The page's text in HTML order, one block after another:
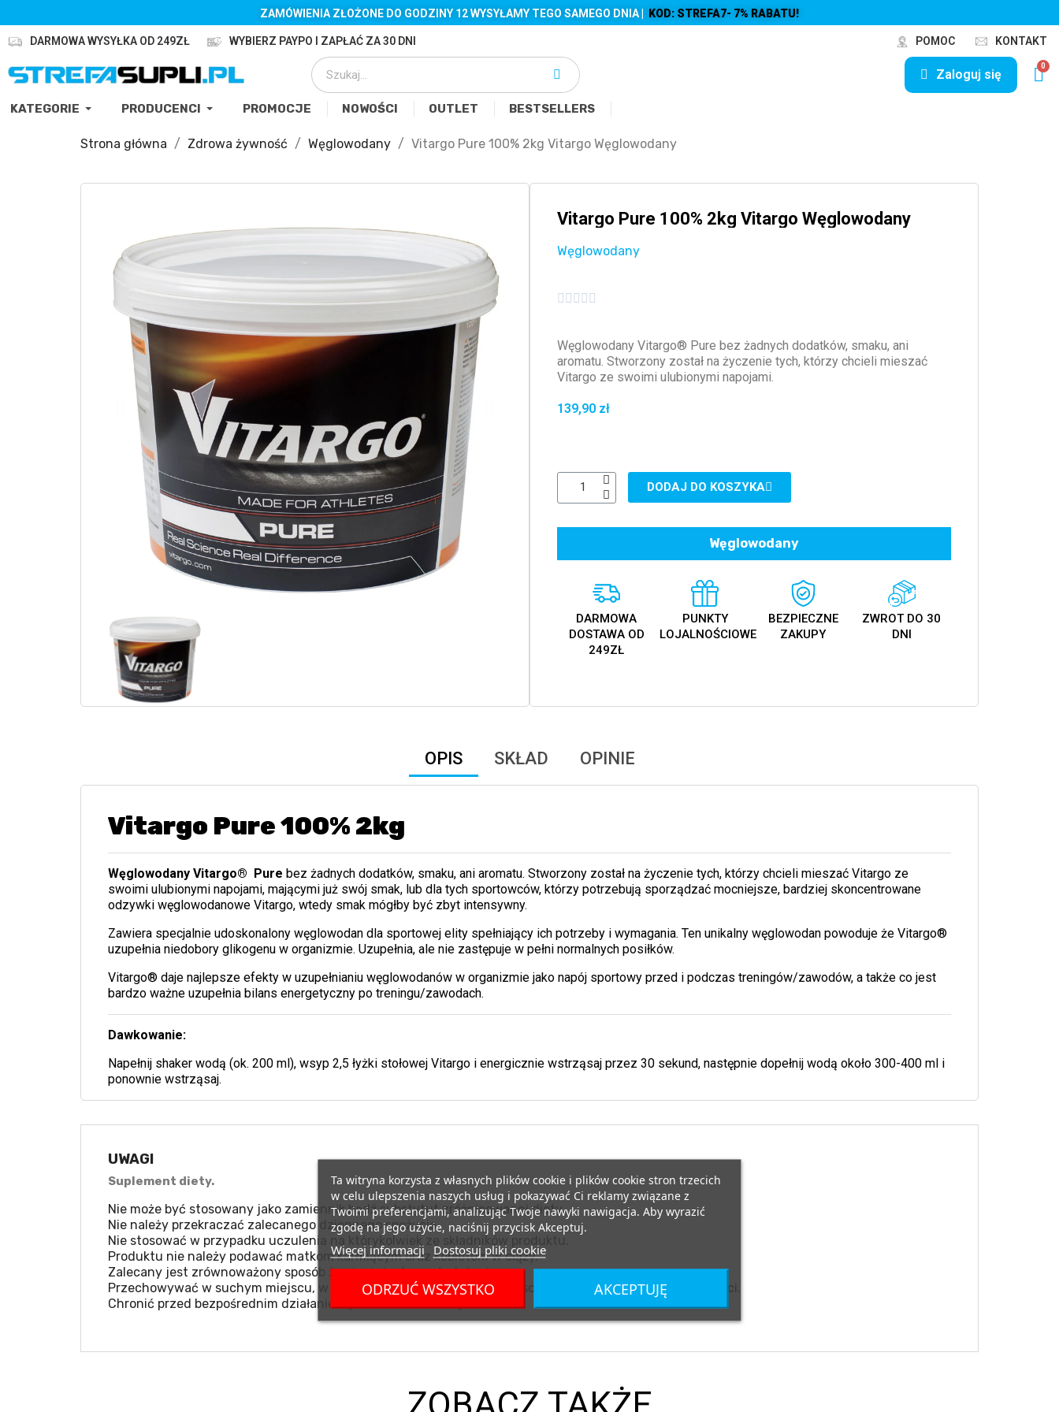
ZAMÓWIENIA ZŁOŻONE DO GODZINY 12 WYSYŁAMY TEGO SAMEGO DNIA | KOD: STREFA7- 7% RABATU!
DARMOWA WYSYŁKA OD 249ZŁ WYBIERZ PAYPO I ZAPŁAĆ ZA 30 DNI POMOC KONTAKT
Zaloguj się
KATEGORIE PRODUCENCI PROMOCJE NOWOŚCI OUTLET BESTSELLERS
Strona główna Zdrowa żywność Węglowodany Vitargo Pure 100% 2kg Vitargo Węglowodany
Vitargo Pure 100% 2kg Vitargo Węglowodany
Węglowodany
    
Węglowodany Vitargo® Pure bez żadnych dodatków, smaku, ani
aromatu. Stworzony został na życzenie tych, którzy chcieli mieszać
Vitargo ze swoimi ulubionymi napojami.
139,90 zł
DODAJ DO KOSZYKA
Węglowodany
DARMOWA
DOSTAWA OD
249ZŁ
PUNKTY
LOJALNOŚCIOWE
BEZPIECZNE
ZAKUPY
ZWROT DO 30
DNI
OPIS SKŁAD OPINIE
Vitargo Pure 100% 2kg
Węglowodany Vitargo® Purebez żadnych dodatków, smaku, ani aromatu. Stworzony został na życzenie tych, którzy chcieli mieszać Vitargo ze
swoimi ulubionymi napojami, mającymi już swój smak, lub dla tych sportowców, którzy potrzebują sporządzać mocniejsze, bardziej skoncentrowane
odzywki węglowodanowe Vitargo, wtedy smak mógłby być zbyt intensywny.
Zawiera specjalnie udoskonalony węglowodan dla sportowej elity spełniający ich potrzeby i wymagania. Ten unikalny węglowodan powoduje że Vitargo®
uzupełnia niedobory glikogenu w organizmie. Uzupełnia, ale nie zastępuje w pełni normalnych posiłków.
Vitargo® daje najlepsze efekty w uzupełnianiu węglowodanów w organizmie jako napój sportowy przed i podczas treningów/zawodów, a także co jest
bardzo ważne uzupełnia bilans energetyczny po treningu/zawodach.
Dawkowanie:
Napełnij shaker wodą (ok. 200 ml), wsyp 2,5 łyżki stołowej Vitargo i energicznie wstrząsaj przez 30 sekund, następnie dopełnij wodą około 300-400 ml i
ponownie wstrząsaj.
UWAGI
Suplement diety.
Nie może być stosowany jako zamiennik bądź substytut zróżnicowanej diety.
Nie należy przekraczać zalecanego dziennego spożycia.
Nie stosować w przypadku uczulenia na którykolwiek ze składników produktu.
Produktu nie należy podawać matkom karmiącym oraz kobietom w ciąży.
Zalecany jest zrównoważony sposób żywienia i zdrowy tryb życia.
Przechowywać w suchym miejscu, w temperaturze pokojowej, w miejscu niedostępnym dla małych dzieci.
Chronić przed bezpośrednim działaniem promieni słonecznych.
Ta witryna korzysta z własnych plików cookie i plików cookie stron trzecich
w celu ulepszenia naszych usług i pokazywać Ci reklamy związane z
Twoimi preferencjami, analizując Twoje nawyki nawigacja. Aby wyrazić
zgodę na jego użycie, naciśnij przycisk Akceptuj.
Więcej informacji Dostosuj pliki cookie
ODRZUĆ WSZYSTKO AKCEPTUJĘ